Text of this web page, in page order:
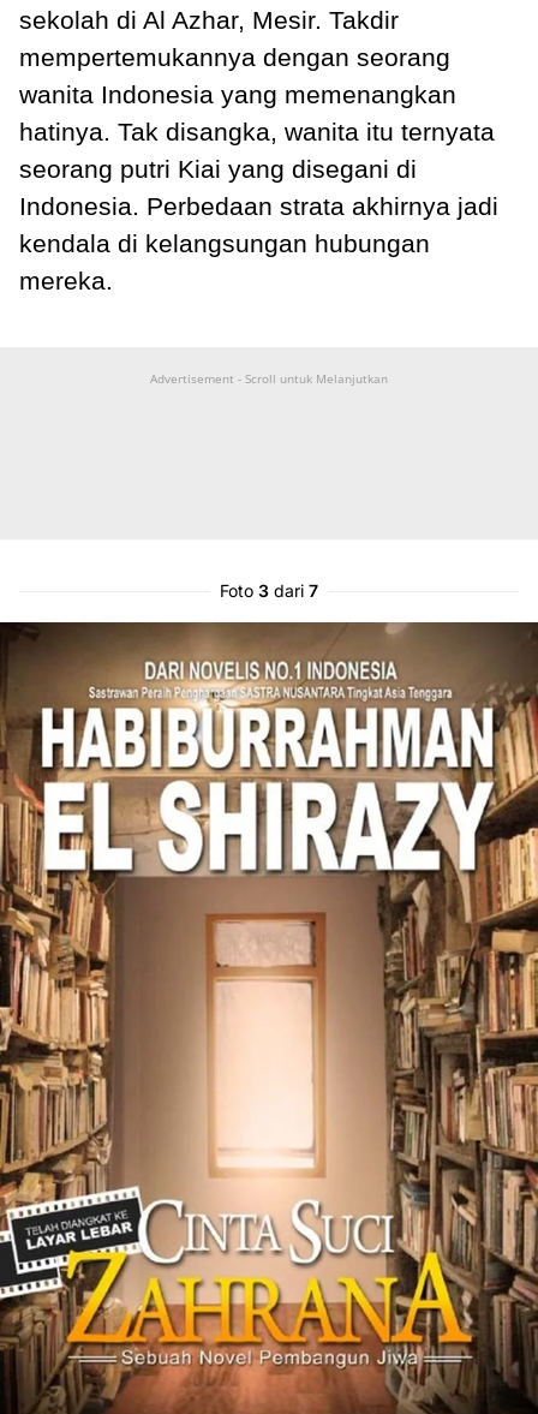
sekolah di Al Azhar, Mesir. Takdir
mempertemukannya dengan seorang
wanita Indonesia yang memenangkan
hatinya. Tak disangka, wanita itu ternyata
seorang putri Kiai yang disegani di
Indonesia. Perbedaan strata akhirnya jadi
kendala di kelangsungan hubungan
mereka.
Advertisement - Scroll untuk Melanjutkan
Foto 3 dari 7